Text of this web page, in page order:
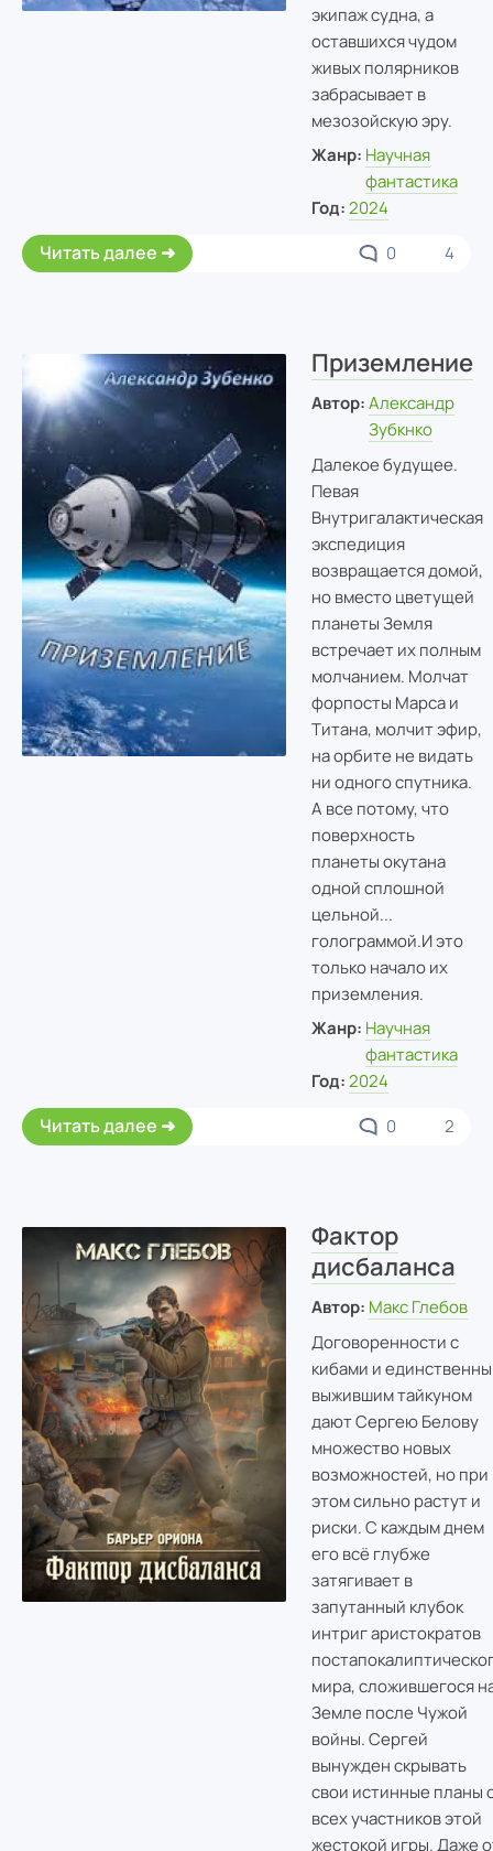
экипаж судна, а
оставшихся чудом
живых полярников
забрасывает в
мезозойскую эру.
Жанр: Научная
фантастика
Год: 2024
Читать далее 0 4
Приземление
Автор: Александр
Зубкнко
Далекое будущее.
Певая
Внутригалактическая
экспедиция
возвращается домой,
но вместо цветущей
планеты Земля
встречает их полным
молчанием. Молчат
форпосты Марса и
Титана, молчит эфир,
на орбите не видать
ни одного спутника.
А все потому, что
поверхность
планеты окутана
одной сплошной
цельной...
голограммой.И это
только начало их
приземления.
Жанр: Научная
фантастика
Год: 2024
Читать далее 0 2
Фактор
дисбаланса
Автор: Макс Глебов
Договоренности с
кибами и
выжившим тайкуном
дают Сергею Белову
множество новых
возможностей, но при
этом сильно растут и
риски. С каждым днем
его всё глубже
затягивает в
запутанный клубок
интриг аристократов
мира, сложившегося
Земле после Чужой
войны. Сергей
вынужден скрывать
свои истинные планы
всех участников этой
жестокой игры. Даже